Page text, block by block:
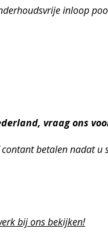
inloop
vraag ons
betalen nadat
bij ons bekijken!